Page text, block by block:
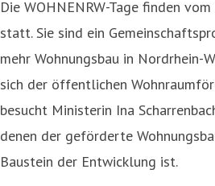
Die WOHNENRW-Tage finden
statt. Sie sind ein
mehr Wohnungsbau in Nordrhein-
sich der öffentlichen
besucht Ministerin Ina
denen der geförderte
Baustein der Entwicklung ist.